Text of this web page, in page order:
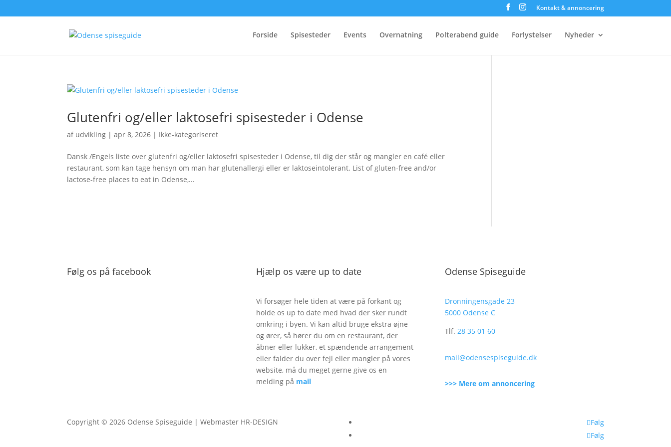
Kontakt & annoncering
Forside Spisesteder Events Overnatning Polterabend guide Forlystelser Nyheder
Glutenfri og/eller laktosefri spisesteder i Odense
af udvikling |apr 8, 2026 | Ikke-kategoriseret
Dansk /Engels liste over glutenfri og/eller laktosefri spisesteder i Odense, til dig der står og mangler en café eller
restaurant, som kan tage hensyn om man har glutenallergi eller er laktoseintolerant. List of gluten-free and/or
lactose-free places to eat in Odense,...
Følg os på facebook Hjælp os være up to date
Vi forsøger hele tiden at være på forkant og
holde os up to date med hvad der sker rundt
omkring i byen. Vi kan altid bruge ekstra øjne
og ører, så hører du om en restaurant, der
åbner eller lukker, et spændende arrangement
eller falder du over fejl eller mangler på vores
website, må du meget gerne give os en
melding på mail
Odense Spiseguide
Dronningensgade 23
5000 Odense C
Tlf. 28 35 01 60
mail@odensespiseguide.dk
>>> Mere om annoncering
Copyright © 2026 Odense Spiseguide | Webmaster HR-DESIGN
Følg
Følg